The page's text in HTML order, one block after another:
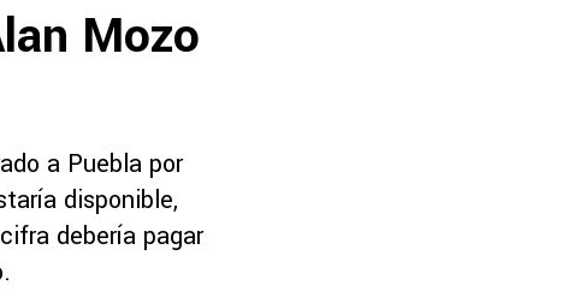
Mozo
a Puebla por
disponible,
debería pagar